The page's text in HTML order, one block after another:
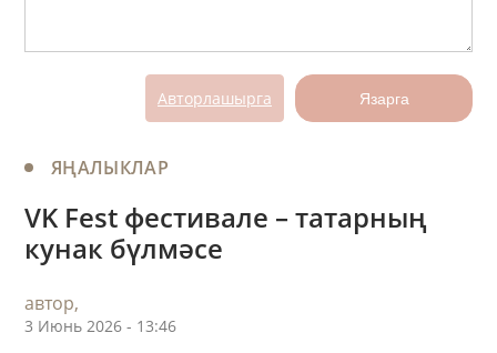
Авторлашырга Язарга
ЯҢАЛЫКЛАР
VK Fest фестивале – татарның
кунак бүлмәсе
автор,
3 Июнь 2026 - 13:46